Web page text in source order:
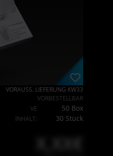
VORAUSS. LIEFERUNG KW33
VORBESTELLBAR
VE
50 Box
INHALT: 30 Stück
X,XX€